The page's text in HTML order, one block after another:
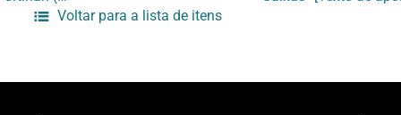
Voltar para a lista de itens